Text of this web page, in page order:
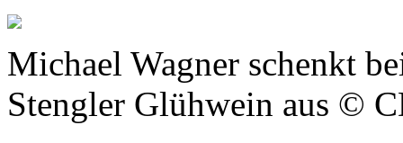
Michael Wagner schenkt
Stengler Glühwein aus ©